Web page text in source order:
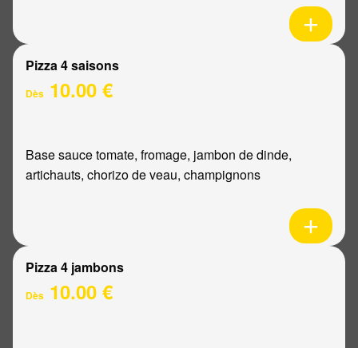
Pizza 4 saisons
Dès 10.00 €
Base sauce tomate, fromage, jambon de dinde,
artichauts, chorizo de veau, champignons
Pizza 4 jambons
Dès 10.00 €